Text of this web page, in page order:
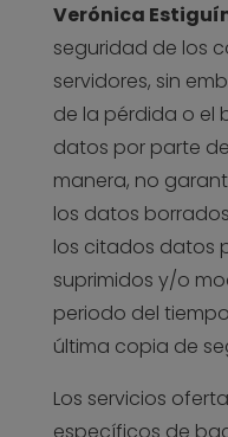
Verónica
seguridad de los
servidores, sin
de la pérdida o el
datos por parte
manera, no
los datos
los citados datos
suprimidos y/o
periodo del
última copia de
Los servicios